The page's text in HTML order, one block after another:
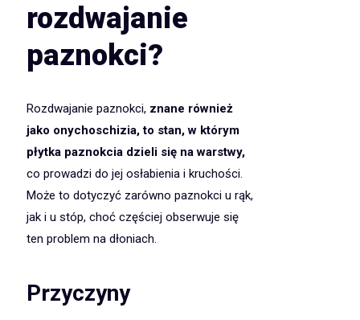
rozdwajanie
paznokci?
Rozdwajanie paznokci, znane również
jako onychoschizia, to stan, w którym
płytka paznokcia dzieli się na warstwy,
co prowadzi do jej osłabienia i kruchości.
Może to dotyczyć zarówno paznokci u rąk,
jak i u stóp, choć częściej obserwuje się
ten problem na dłoniach.
Przyczyny